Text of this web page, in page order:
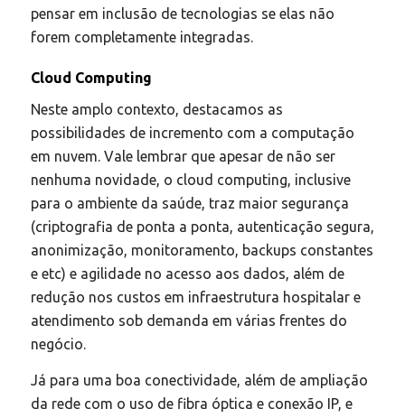
pensar em inclusão de tecnologias se elas não
forem completamente integradas.
Cloud Computing
Neste amplo contexto, destacamos as
possibilidades de incremento com a computação
em nuvem. Vale lembrar que apesar de não ser
nenhuma novidade, o cloud computing, inclusive
para o ambiente da saúde, traz maior segurança
(criptografia de ponta a ponta, autenticação segura,
anonimização, monitoramento, backups constantes
e etc) e agilidade no acesso aos dados, além de
redução nos custos em infraestrutura hospitalar e
atendimento sob demanda em várias frentes do
negócio.
Já para uma boa conectividade, além de ampliação
da rede com o uso de fibra óptica e conexão IP, e